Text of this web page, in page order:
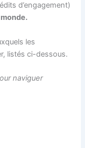
d’engagement)
les
listés ci-dessous.
naviguer